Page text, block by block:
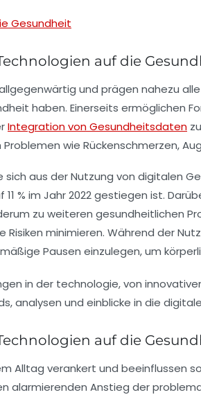
Gesundheit
auf die
und prägen nahezu
haben. Einerseits ermöglichen
Integration von Gesundheitsdaten
wie Rückenschmerzen,
sich aus der Nutzung von digitalen
11 % im Jahr 2022 gestiegen ist.
zu weiteren gesundheitlichen
Risiken minimieren. Während der
Pausen einzulegen, um
auf die
Alltag verankert und beeinflussen
alarmierenden Anstieg der